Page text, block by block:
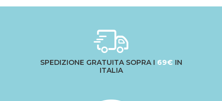
SPEDIZIONE GRATUITA SOPRA I 69€ IN
ITALIA